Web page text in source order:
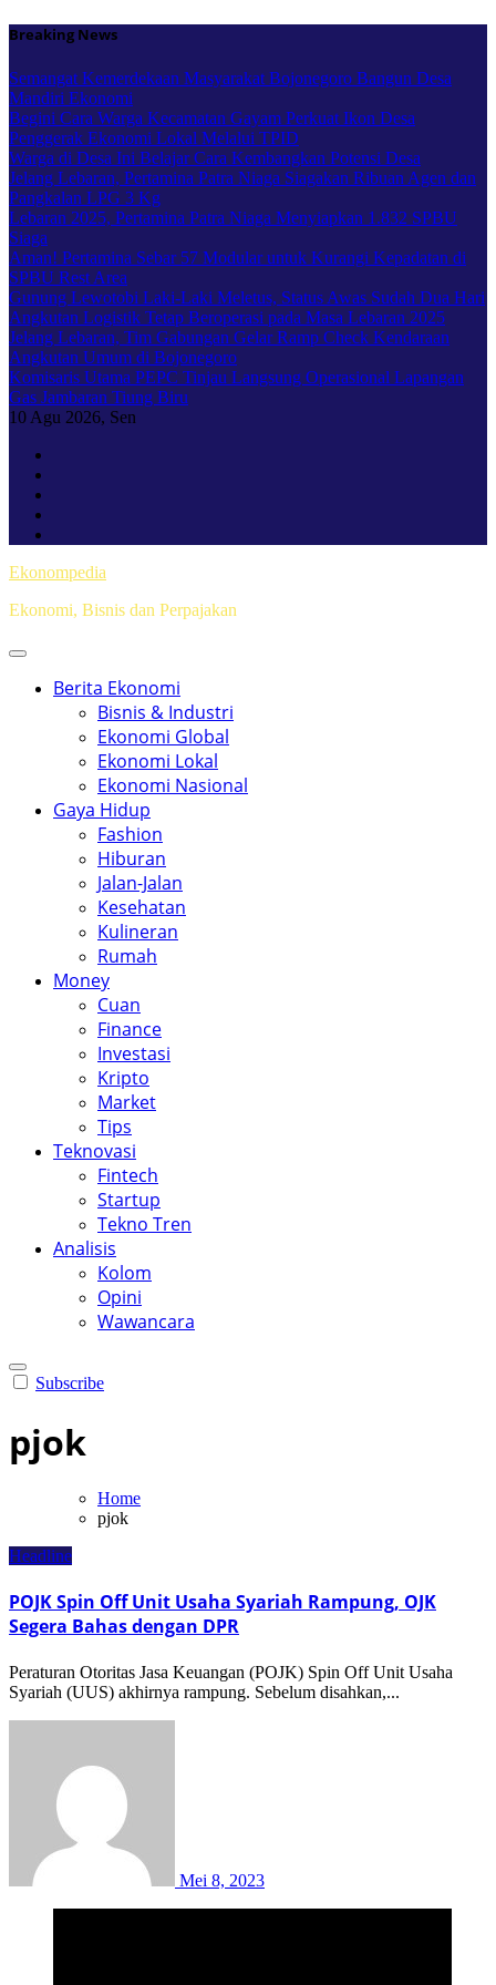
Skip
content
Breaking News
Semangat Kemerdekaan Masyarakat Bojonegoro Bangun Desa
Mandiri Ekonomi
Begini Cara Warga Kecamatan Gayam Perkuat Ikon Desa
Penggerak Ekonomi Lokal Melalui TPID
Warga di Desa Ini Belajar Cara Kembangkan Potensi Desa
Jelang Lebaran, Pertamina Patra Niaga Siagakan Ribuan Agen dan
Pangkalan LPG 3 Kg
Lebaran 2025, Pertamina Patra Niaga Menyiapkan 1.832 SPBU
Siaga
Aman! Pertamina Sebar 57 Modular untuk Kurangi Kepadatan di
SPBU Rest Area
Gunung Lewotobi Laki-Laki Meletus, Status Awas Sudah Dua Hari
Angkutan Logistik Tetap Beroperasi pada Masa Lebaran 2025
Jelang Lebaran, Tim Gabungan Gelar Ramp Check Kendaraan
Angkutan Umum di Bojonegoro
Komisaris Utama PEPC Tinjau Langsung Operasional Lapangan
Gas Jambaran Tiung Biru
10 Agu 2026, Sen
Ekonompedia
Ekonomi, Bisnis dan Perpajakan
Berita Ekonomi
Bisnis & Industri
Ekonomi Global
Ekonomi Lokal
Ekonomi Nasional
Gaya Hidup
Fashion
Hiburan
Jalan-Jalan
Kesehatan
Kulineran
Rumah
Money
Cuan
Finance
Investasi
Kripto
Market
Tips
Teknovasi
Fintech
Startup
Tekno Tren
Analisis
Kolom
Opini
Wawancara
Subscribe
pjok
Home
pjok
Headline
POJK Spin Off Unit Usaha Syariah Rampung, OJK
Segera Bahas dengan DPR
Peraturan Otoritas Jasa Keuangan (POJK) Spin Off Unit Usaha
Syariah (UUS) akhirnya rampung. Sebelum disahkan,...
Mei 8, 2023